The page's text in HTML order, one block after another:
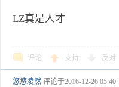
LZ真是人才
评论 支持 反对
悠悠凌然 评论于2016-12-26 05:40